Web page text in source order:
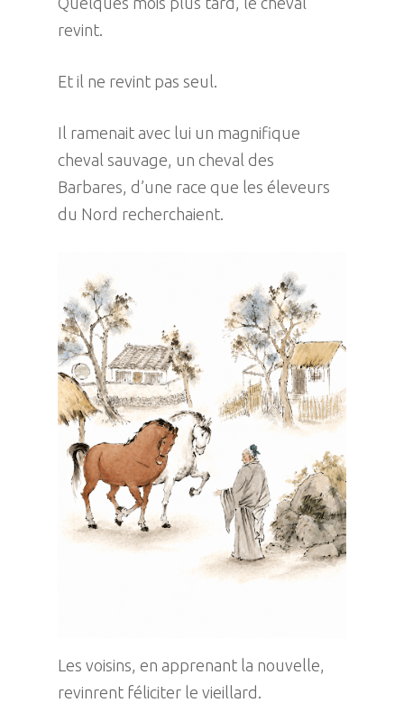
revint.
Et il ne revint pas seul.
Il ramenait avec lui un magnifique
cheval sauvage, un cheval des
Barbares, d’une race que les éleveurs
du Nord recherchaient.
Les voisins, en apprenant la nouvelle,
revinrent féliciter le vieillard.